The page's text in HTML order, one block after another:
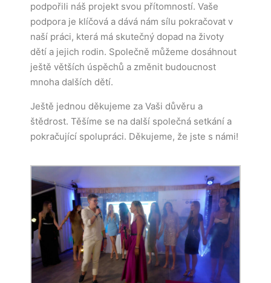
podpořili náš projekt svou přítomností. Vaše
podpora je klíčová a dává nám sílu pokračovat v
naší práci, která má skutečný dopad na životy
dětí a jejich rodin. Společně můžeme dosáhnout
ještě větších úspěchů a změnit budoucnost
mnoha dalších dětí.
Ještě jednou děkujeme za Vaši důvěru a
štědrost. Těšíme se na další společná setkání a
pokračující spolupráci. Děkujeme, že jste s námi!